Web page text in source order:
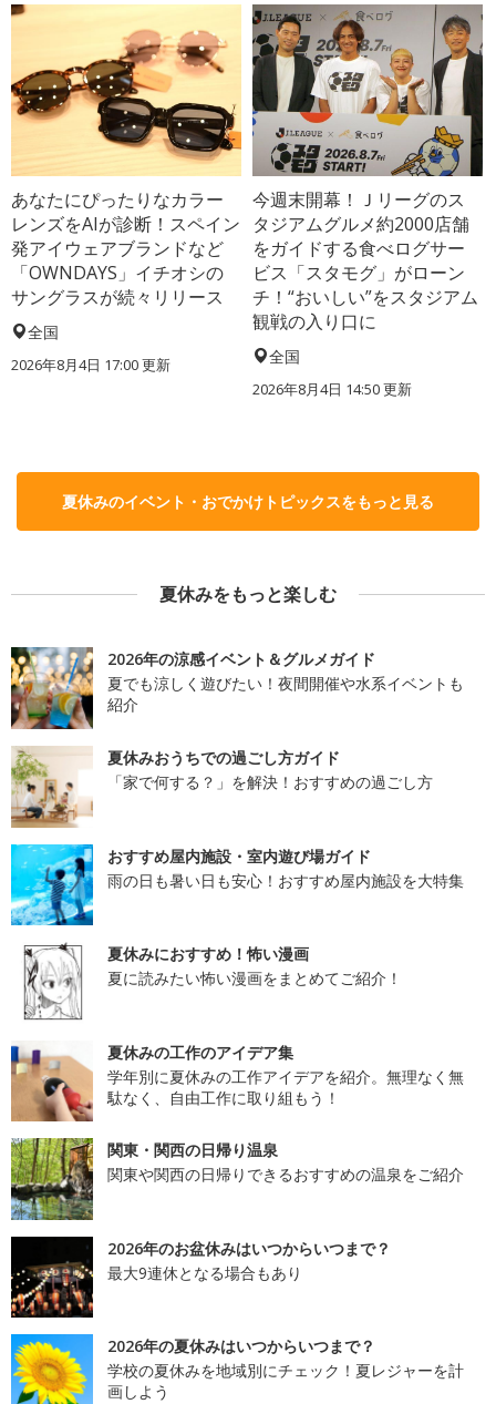
あなたにぴったりなカラー
レンズをAIが診断！スペイン
発アイウェアブランドなど
「OWNDAYS」イチオシの
サングラスが続々リリース
全国
2026年8月4日 17:00更新
今週末開幕！Ｊリーグのス
タジアムグルメ約2000店舗
をガイドする食べログサー
ビス「スタモグ」がローン
チ！“おいしい”をスタジアム
観戦の入り口に
全国
2026年8月4日 14:50更新
夏休みのイベント・おでかけトピックスをもっと見る
夏休みをもっと楽しむ
2026年の涼感イベント＆グルメガイド
夏でも涼しく遊びたい！夜間開催や水系イベントも
紹介
夏休みおうちでの過ごし方ガイド
「家で何する？」を解決！おすすめの過ごし方
おすすめ屋内施設・室内遊び場ガイド
雨の日も暑い日も安心！おすすめ屋内施設を大特集
夏休みにおすすめ！怖い漫画
夏に読みたい怖い漫画をまとめてご紹介！
夏休みの工作のアイデア集
学年別に夏休みの工作アイデアを紹介。無理なく無
駄なく、自由工作に取り組もう！
関東・関西の日帰り温泉
関東や関西の日帰りできるおすすめの温泉をご紹介
2026年のお盆休みはいつからいつまで？
最大9連休となる場合もあり
2026年の夏休みはいつからいつまで？
学校の夏休みを地域別にチェック！夏レジャーを計
画しよう